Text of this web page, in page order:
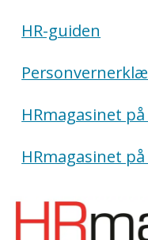
HR-guiden
HRmagasinet
HRmagasinet